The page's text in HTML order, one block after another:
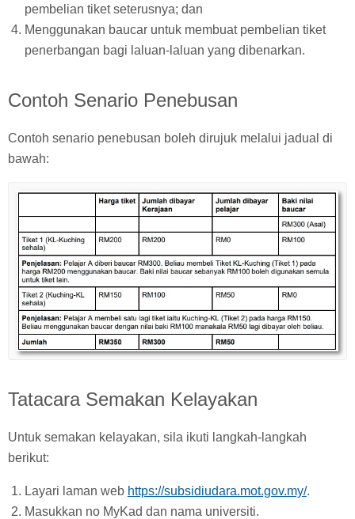
pembelian tiket seterusnya; dan
Menggunakan baucar untuk membuat pembelian tiket
penerbangan bagi laluan-laluan yang dibenarkan.
Contoh Senario Penebusan
Contoh senario penebusan boleh dirujuk melalui jadual di
bawah:
Tatacara Semakan Kelayakan
Untuk semakan kelayakan, sila ikuti langkah-langkah
berikut:
Layari laman web https://subsidiudara.mot.gov.my/.
Masukkan no MyKad dan nama universiti.